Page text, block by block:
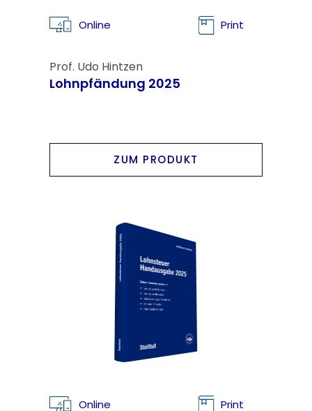
Online Print
Prof. Udo Hintzen
Lohnpfändung 2025
ZUM PRODUKT
Online Print